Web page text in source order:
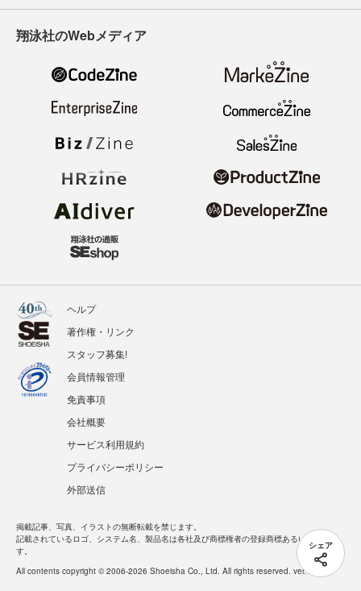
シェア
翔泳社のWebメディア
ヘルプ
著作権・リンク
スタッフ募集!
会員情報管理
免責事項
会社概要
サービス利用規約
プライバシーポリシー
外部送信
掲載記事、写真、イラストの無断転載を禁じます。
記載されているロゴ、システム名、製品名は各社及び商標権者の登録商標あるいは商標で
す。
All contents copyright © 2006-2026 Shoeisha Co., Ltd. All rights reserved. ver.1.5